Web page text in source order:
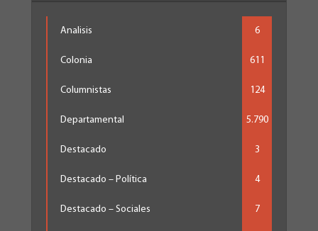
Analisis 6
Colonia 611
Columnistas 124
Departamental 5.790
Destacado 3
Destacado – Política 4
Destacado – Sociales 7